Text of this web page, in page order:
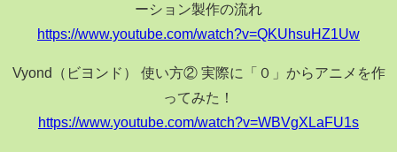
ーション製作の流れ
https://www.youtube.com/watch?v=QKUhsuHZ1Uw
Vyond（ビヨンド） 使い方② 実際に「０」からアニメを作
ってみた！
https://www.youtube.com/watch?v=WBVgXLaFU1s